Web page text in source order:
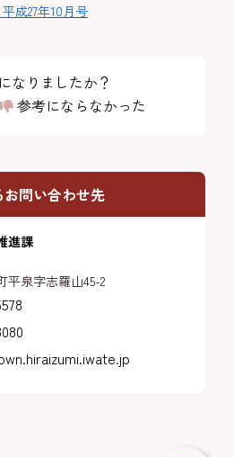
成27年10月号
なりましたか？
参考にならなかった
問い合わせ先
進課
平泉字志羅山45-2